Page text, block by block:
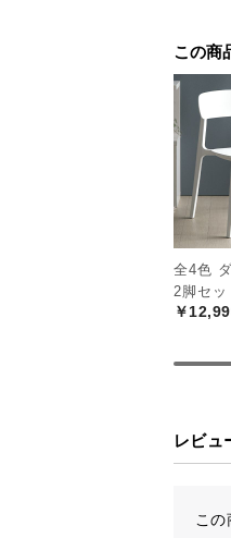
背
し
この商
全4色
2脚セッ
￥
レビュ
この